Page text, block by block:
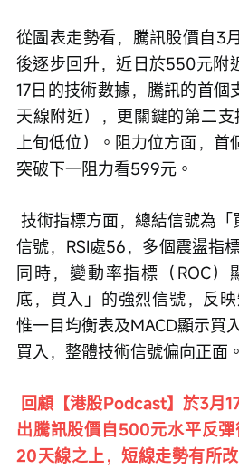
從圖表走勢看，騰訊股價自3
後逐步回升，近日於550元附
17日的技術數據，騰訊的首個
天線附近），更關鍵的第二
上旬低位）。阻力位方面，首
突破下一阻力看599元。
信號，RSI處56，多個震盪指
同時，變動率指標（ROC）
底，買入」的強烈信號，反
惟一目均衡表及MACD顯示買
買入，整體技術信號偏向正面。
出騰訊股價自500元水平反
20天線之上，短線走勢有所